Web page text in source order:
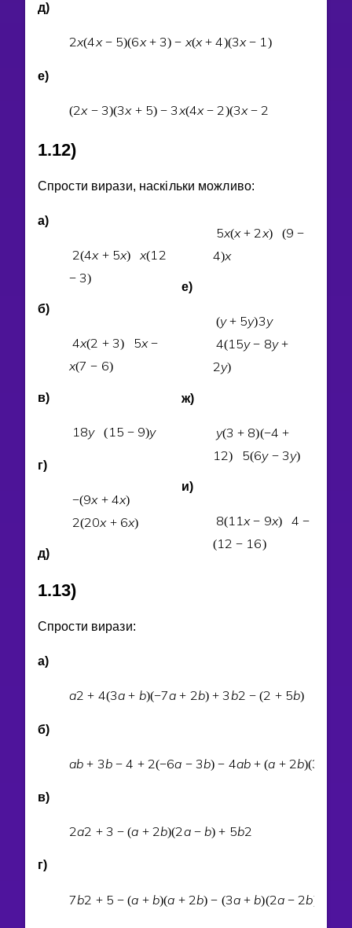
д)
2x(4x − 5)(6x + 3) − x(x + 4)(3x − 1)
е)
(2x − 3)(3x + 5) − 3 x(4x − 2)(3x − 2
1.12)
Спрости вирази, наскiльки можливо:
а)
2(4x + 5x) x(1 2
− 3)
б)
4x(2 + 3) 5x −
x(7 − 6)
в)
1 8y (1 5 − 9)y
г)
−(9x + 4x)
2(20x + 6x)
д)
5x(x + 2 x) (9 −
4)x
е)
(y + 5y)3y
4(15y − 8y +
2y)
ж)
y(3 + 8)(−4 +
1 2) 5(6y − 3y)
и)
8(11x − 9x) 4 −
(12 − 16)
1.13)
Спрости вирази:
а)
a2 + 4(3a + b)(−7a + 2b) + 3b2 − (2 + 5b)
б)
ab + 3b − 4 + 2(−6a − 3b) − 4ab + (a + 2b)(3
в)
2a2 + 3 − (a + 2b)(2a − b) + 5b2
г)
7b2 + 5 − (a + b)(a + 2b) − (3a + b)(2a − 2b)